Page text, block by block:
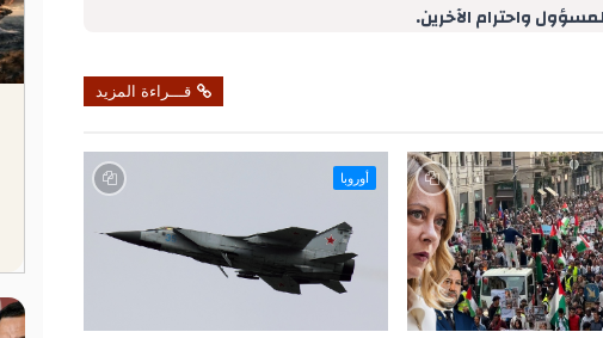
واحترام الآخرين.
قـــراءة المزيد
أوروبا